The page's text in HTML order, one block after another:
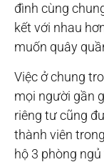
đình cùng
kết với nhau
muốn quây
Việc ở chung
mọi người gần
riêng tư cũng
thành viên
hộ 3 phòng